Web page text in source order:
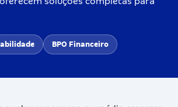
BPO Financeiro